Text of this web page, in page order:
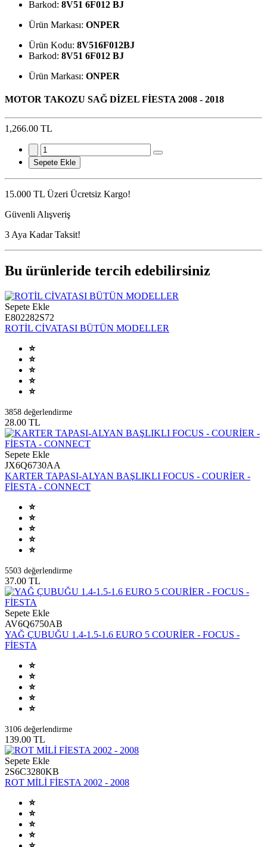
Barkod: 8V51 6F012 BJ
Ürün Markası: ONPER
Ürün Kodu: 8V516F012BJ
Barkod: 8V51 6F012 BJ
Ürün Markası: ONPER
MOTOR TAKOZU SAĞ DİZEL FİESTA 2008 - 2018
1,266.00 TL
Sepete Ekle
15.000 TL Üzeri Ücretsiz Kargo!
Güvenli Alışveriş
3 Aya Kadar Taksit!
Bu ürünleride tercih edebilirsiniz
Sepete Ekle
E802282S72
ROTİL CİVATASI BÜTÜN MODELLER
3858 değerlendirme
28.00 TL
Sepete Ekle
JX6Q6730AA
KARTER TAPASI-ALYAN BAŞLIKLI FOCUS - COURİER -
FİESTA - CONNECT
5503 değerlendirme
37.00 TL
Sepete Ekle
AV6Q6750AB
YAĞ ÇUBUĞU 1.4-1.5-1.6 EURO 5 COURİER - FOCUS -
FİESTA
3106 değerlendirme
139.00 TL
Sepete Ekle
2S6C3280KB
ROT MİLİ FİESTA 2002 - 2008